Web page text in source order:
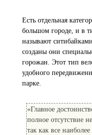
Есть отдельная
большом городе, и в
называют
созданы они
горожан. Этот тип
удобного
парке.
«Главное
полное отсутствие
так как все